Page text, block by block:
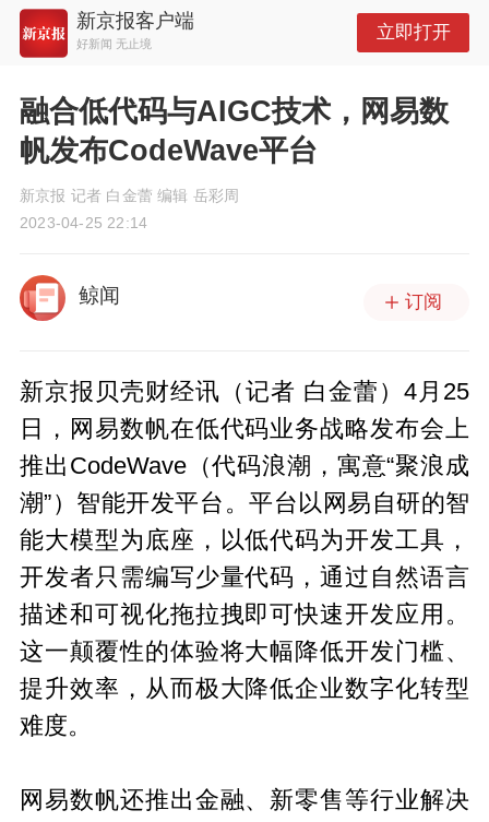
新京报客户端
好新闻 无止境
立即打开
融合低代码与AIGC技术，网易数
帆发布CodeWave平台
新京报 记者 白金蕾 编辑 岳彩周
2023-04-25 22:14
鲸闻 订阅
新京报贝壳财经讯（记者 白金蕾）4月25
日，网易数帆在低代码业务战略发布会上
推出CodeWave（代码浪潮，寓意“聚浪成
潮”）智能开发平台。平台以网易自研的智
能大模型为底座，以低代码为开发工具，
开发者只需编写少量代码，通过自然语言
描述和可视化拖拉拽即可快速开发应用。
这一颠覆性的体验将大幅降低开发门槛、
提升效率，从而极大降低企业数字化转型
难度。
网易数帆还推出金融、新零售等行业解决